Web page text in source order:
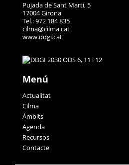
Pujada de Sant Martí, 5
17004 Girona
Tel.: 972 184 835
cilma@cilma.cat
www.ddgi.cat
Menú
Actualitat
Cilma
Àmbits
Agenda
Recursos
Contacte